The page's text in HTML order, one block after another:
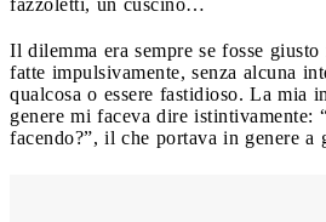
Il dilemma era sempre se fosse
fatte impulsivamente, senza alcuna
qualcosa o essere fastidioso. La mia
genere mi faceva dire istintivamente:
facendo?”, il che portava in genere a